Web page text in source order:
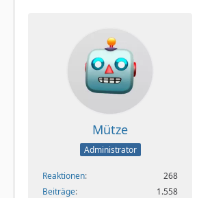
Mütze
Administrator
Reaktionen
268
Beiträge
1.558